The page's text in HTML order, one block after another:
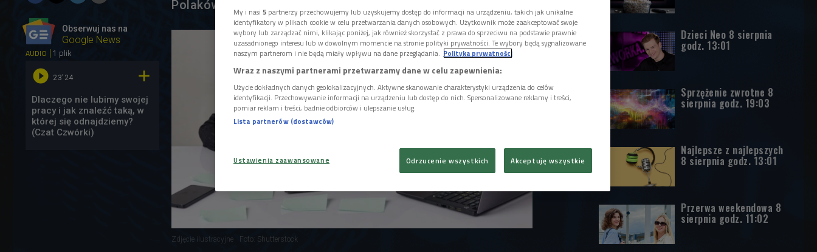
Obserwuj nas na
Google News
Polaków nie jest szczęśliwych w swojej pracy.
AUDIO 1 plik
 23'24 
Dlaczego nie lubimy swojej
pracy i jak znaleźć taką, w
której się odnajdziemy?
(Czat Czwórki)
Zdjęcie ilustracyjne Foto: Shutterstock
Dzieci Neo 8 sierpnia
godz. 13:01
Sprzężenie zwrotne 8
sierpnia godz. 19:03
Najlepsze z najlepszych
8 sierpnia godz. 13:01
Przerwa weekendowa 8
sierpnia godz. 11:02
My i nasi 5 partnerzy przechowujemy lub uzyskujemy dostęp do informacji na urządzeniu, takich jak unikalne
identyfikatory w plikach cookie w celu przetwarzania danych osobowych. Użytkownik może zaakceptować swoje
wybory lub zarządzać nimi, klikając poniżej, jak również skorzystać z prawa do sprzeciwu na podstawie prawnie
uzasadnionego interesu lub w dowolnym momencie na stronie polityki prywatności. Te wybory będą sygnalizowane
naszym partnerom i nie będą miały wpływu na dane przeglądania. Polityka prywatności
Wraz z naszymi partnerami przetwarzamy dane w celu zapewnienia:
Użycie dokładnych danych geolokalizacyjnych. Aktywne skanowanie charakterystyki urządzenia do celów
identyfikacji. Przechowywanie informacji na urządzeniu lub dostęp do nich. Spersonalizowane reklamy i treści,
pomiar reklam i treści, badnie odbiorców i ulepszanie usług.
Lista partnerów (dostawców)
Ustawienia zaawansowane Odrzucenie wszystkich Akceptuję wszystkie